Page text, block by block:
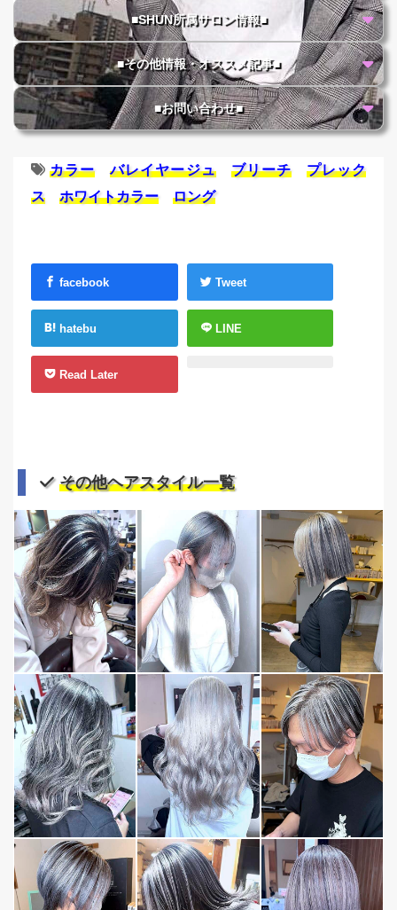
■SHUN所属サロン情報■
■その他情報・オススメ記事■
■お問い合わせ■
カラー バレイヤージュ ブリーチ
プレック
ス
ホワイトカラー ロング
facebook Tweet
hatebu LINE
Read Later
その他ヘアスタイル一覧